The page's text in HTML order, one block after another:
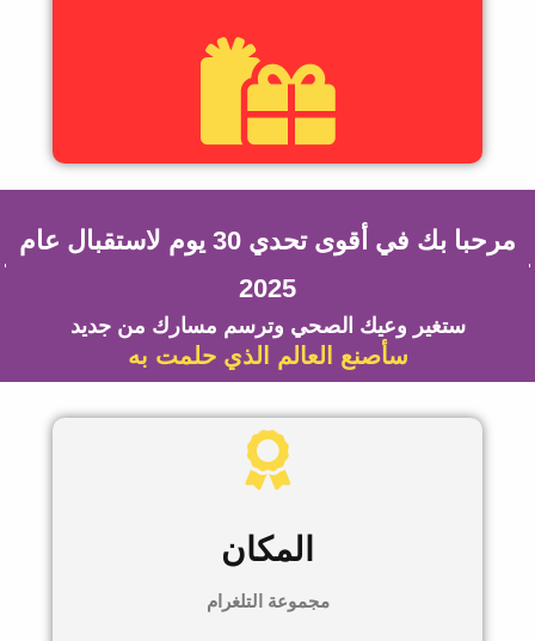
مرحبا بك في أقوى تحدي 30 يوم لاستقبال عام
2025
ستغير وعيك الصحي وترسم مسارك من جديد
سأصنع العالم الذي حلمت به
المكان
مجموعة التلغرام